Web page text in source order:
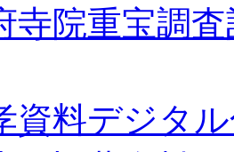
寺院重宝調
資料デジタ